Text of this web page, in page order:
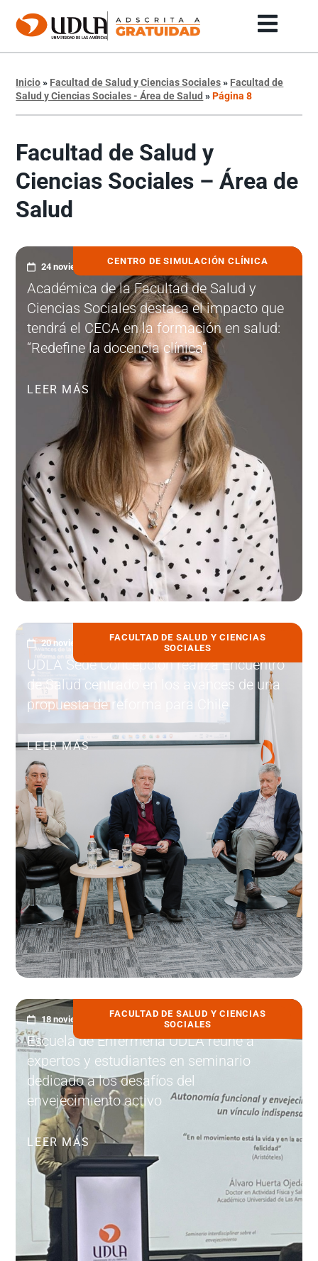
Inicio» Facultad de Salud y Ciencias Sociales» Facultad de
Salud y Ciencias Sociales - Área de Salud »Página 8
Facultad de Salud y
Ciencias Sociales – Área de
Salud
CENTRO DE SIMULACIÓN CLÍNICA
24 noviembre, 2025
Académica de la Facultad de Salud y
Ciencias Sociales destaca el impacto que
tendrá el CECA en la formación en salud:
“Redefine la docencia clínica”
LEER MÁS
FACULTAD DE SALUD Y CIENCIAS
SOCIALES
20 noviembre, 2025
UDLA Sede Concepción realiza Encuentro
de Salud centrado en los avances de una
propuesta de reforma para Chile
LEER MÁS
FACULTAD DE SALUD Y CIENCIAS
SOCIALES
18 noviembre, 2025
Escuela de Enfermería UDLA reúne a
expertos y estudiantes en seminario
dedicado a los desafíos del
envejecimiento activo
LEER MÁS